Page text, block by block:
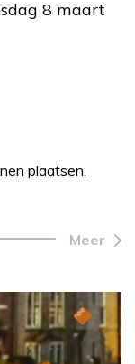
8 maart
plaatsen.
Meer